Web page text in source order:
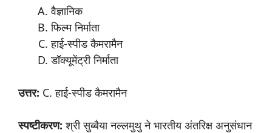
वैज्ञानिक
फिल्म निर्माता
हाई-स्पीड कैमरामैन
डॉक्यूमेंट्री निर्माता
उत्तर: C. हाई-स्पीड कैमरामैन
स्पष्टीकरण:श्री सुब्बैया नल्लमुथु ने भारतीय अंतरिक्ष अनुसंधान